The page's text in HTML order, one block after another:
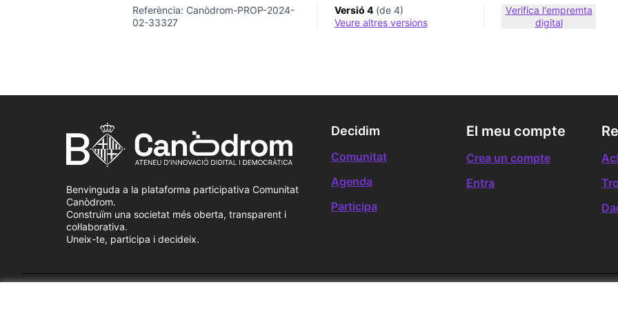
Referència: Canòdrom-PROP-2024-
02-33327
Versió 4(de 4)
veure altres versions
Verifica l'empremta
digital
Benvinguda a la plataforma participativa Comunitat
Canòdrom.
Construïm una societat més oberta, transparent i
col·laborativa.
Uneix-te, participa i decideix.
Decidim
Comunitat
Agenda
Participa
El meu compte
Crea un compte
Entra